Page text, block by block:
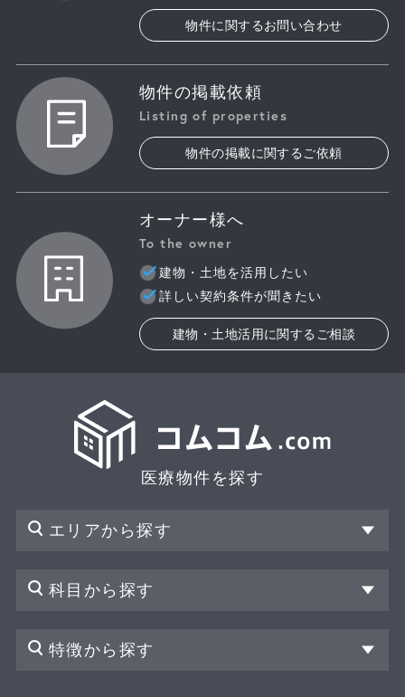
物件に関するお問い合わせ
物件の掲載依頼
Listing of properties
物件の掲載に関するご依頼
オーナー様へ
To the owner
建物・土地を活用したい
詳しい契約条件が聞きたい
建物・土地活用に関するご相談
医療物件を探す
エリアから探す
科目から探す
特徴から探す